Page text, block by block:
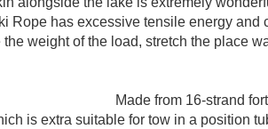
Rope has excessive tensile energy and
weight of the load, stretch the place
Made from 16-strand
is extra suitable for tow in a position